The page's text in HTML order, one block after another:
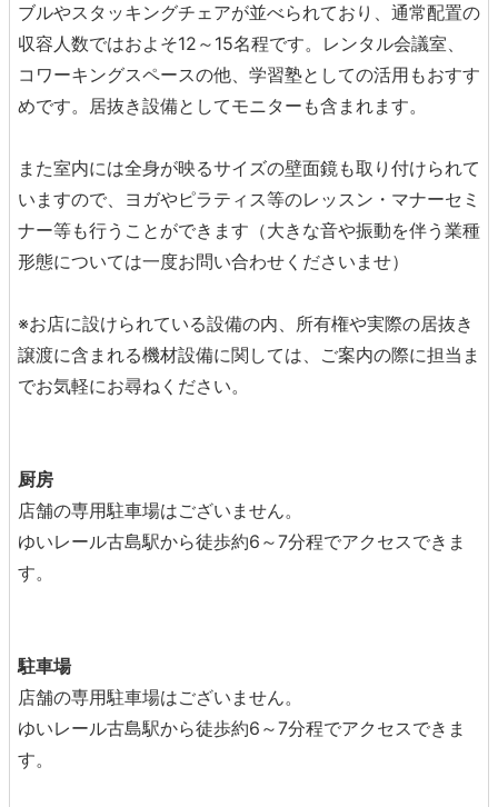
ブルやスタッキングチェアが並べられており、通常配置の
収容人数ではおよそ12～15名程です。レンタル会議室、
コワーキングスペースの他、学習塾としての活用もおすす
めです。居抜き設備としてモニターも含まれます。
また室内には全身が映るサイズの壁面鏡も取り付けられて
いますので、ヨガやピラティス等のレッスン・マナーセミ
ナー等も行うことができます（大きな音や振動を伴う業種
形態については一度お問い合わせくださいませ）
※お店に設けられている設備の内、所有権や実際の居抜き
譲渡に含まれる機材設備に関しては、ご案内の際に担当ま
でお気軽にお尋ねください。
厨房
店舗の専用駐車場はございません。
ゆいレール古島駅から徒歩約6～7分程でアクセスできま
す。
駐車場
店舗の専用駐車場はございません。
ゆいレール古島駅から徒歩約6～7分程でアクセスできま
す。